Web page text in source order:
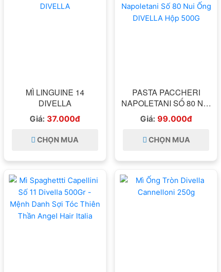
MÌ LINGUINE 14
DIVELLA
Giá: 37.000đ
CHỌN MUA
PASTA PACCHERI
NAPOLETANI SỐ 80 NUI
ỐNG DIVELLA HỘP
500G
Giá:99.000đ
CHỌN MUA